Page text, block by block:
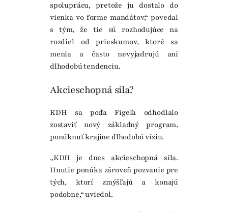
spoluprácu, pretože ju dostalo do
vienka vo forme mandátov,“ povedal
s tým, že tie sú rozhodujúce na
rozdiel od prieskumov, ktoré sa
menia a často nevyjadrujú ani
dlhodobú tendenciu.
Akcieschopná sila?
KDH sa podľa Figeľa odhodlalo
zostaviť nový základný program,
ponúknuť krajine dlhodobú víziu.
„KDH je dnes akcieschopná sila.
Hnutie ponúka zároveň pozvanie pre
tých, ktorí zmýšľajú a konajú
podobne,“ uviedol.